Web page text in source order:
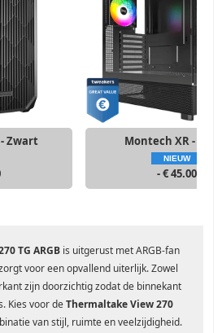
Zwart Montech XR -
NIEUW
- € 45.00
TG ARGB is uitgerust met ARGB-fan
voor een opvallend uiterlijk. Zowel
zijn doorzichtig zodat de binnekant
Kies voor deThermaltake View 270
van stijl, ruimte en veelzijdigheid.